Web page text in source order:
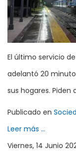
El último servicio
adelantó 20
sus hogares. Piden
Publicado en
Leer más ...
Viernes, 14 Junio